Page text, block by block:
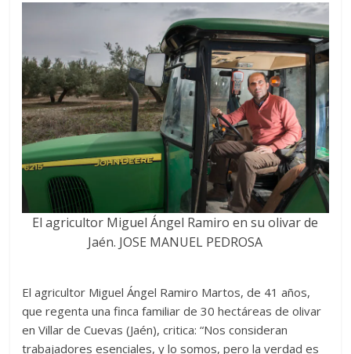
El agricultor Miguel Ángel Ramiro en su olivar de
Jaén. JOSE MANUEL PEDROSA
El agricultor Miguel Ángel Ramiro Martos, de 41 años,
que regenta una finca familiar de 30 hectáreas de olivar
en Villar de Cuevas (Jaén), critica: “Nos consideran
trabajadores esenciales, y lo somos, pero la verdad es